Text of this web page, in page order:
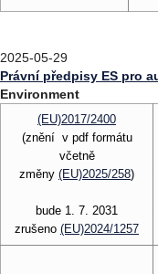
2025-05-29
Právní předpisy ES pro
Environment
(EU)2017/2400
(znění v pdf formátu
včetně
změny (EU)2025/258)
bude 1. 7. 2031
zrušeno (EU)2024/1257